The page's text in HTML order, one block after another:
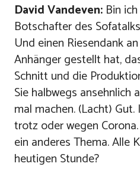
David Vandeven: Bin
Botschafter des
Und einen Riesendank
Anhänger gestellt hat,
Schnitt und die
Sie halbwegs ansehnlich
mal machen. (Lacht)
trotz oder wegen
ein anderes Thema. Alle
heutigen Stunde?